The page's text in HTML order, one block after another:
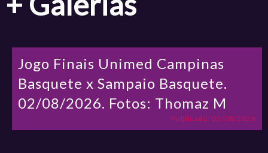
Jogo Finais Unimed Campinas
Basquete x Sampaio Basquete.
02/08/2026. Fotos: Thomaz M
Publicado: 02/08/2026